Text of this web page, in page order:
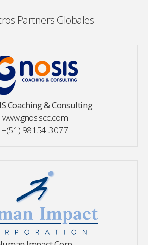
Partners Globales
Coaching & Consulting
www.gnosiscc.com
+(51) 98154-3077